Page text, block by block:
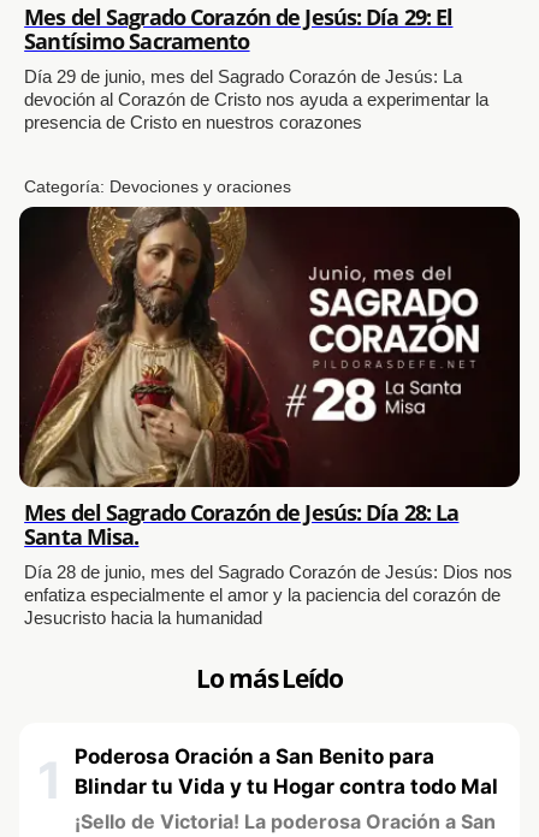
Mes del Sagrado Corazón de Jesús: Día 29: El
Santísimo Sacramento
Día 29 de junio, mes del Sagrado Corazón de Jesús: La
devoción al Corazón de Cristo nos ayuda a experimentar la
presencia de Cristo en nuestros corazones
Categoría: Devociones y oraciones
Mes del Sagrado Corazón de Jesús: Día 28: La
Santa Misa.
Día 28 de junio, mes del Sagrado Corazón de Jesús: Dios nos
enfatiza especialmente el amor y la paciencia del corazón de
Jesucristo hacia la humanidad
Lo más Leído
1
Poderosa Oración a San Benito para
Blindar tu Vida y tu Hogar contra todo Mal
¡Sello de Victoria! La poderosa Oración a San